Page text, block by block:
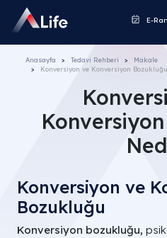
E-
Anasayfa Tedavi Rehberi
Makale
Konversiyon ve Konversiyon
Konversiyon ve
Bozukluğu
Konversiyon bozukluğu,